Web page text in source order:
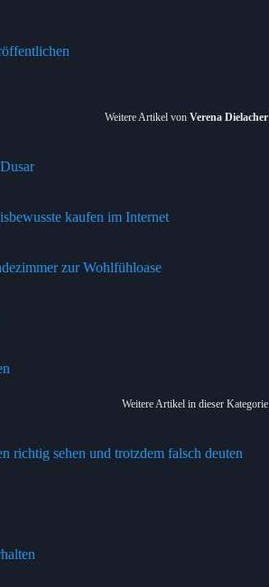
Weitere Artikel von Verena Dielacher
kaufen im Internet
zur Wohlfühloase
Weitere Artikel in dieser Kategorie
richtig sehen und trotzdem falsch deuten